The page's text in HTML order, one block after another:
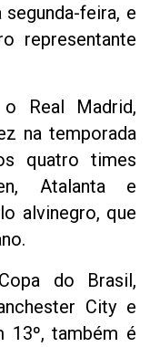
feira, e
representante
Real Madrid,
na temporada
quatro times
Atalanta e
alvinegro, que
do Brasil,
City e
13º, também é